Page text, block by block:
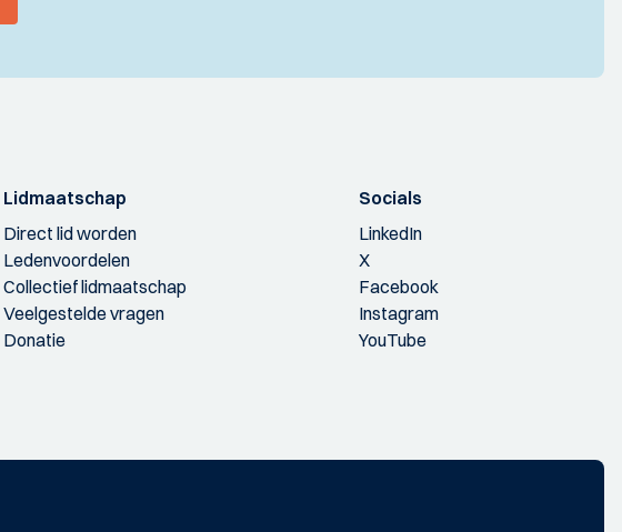
Lidmaatschap
Direct lid worden
Ledenvoordelen
Collectief lidmaatschap
Veelgestelde vragen
Donatie
Socials
LinkedIn
X
Facebook
Instagram
YouTube